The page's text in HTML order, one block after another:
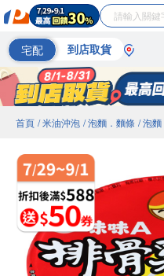
宅配 到店取貨
首頁 / 米油沖泡 / 泡麵．麵條 / 泡麵